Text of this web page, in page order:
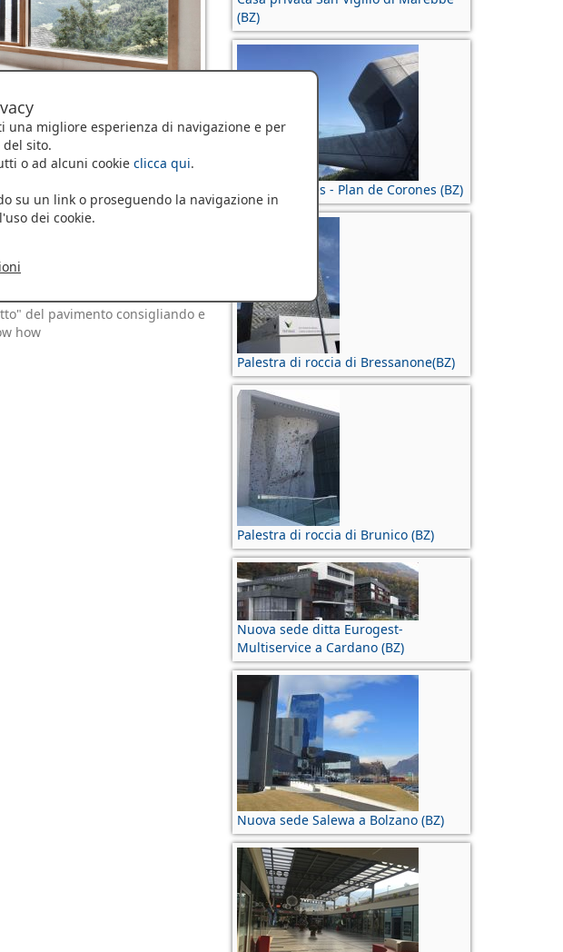
migliore esperienza di navigazione e per
sito.
o ad alcuni cookie clicca qui.
su un link o proseguendo la navigazione in
dei cookie.
Tutti i prodotti della categoria:
dei pavimenti
, show room , strutture
e l'applicazione di trattamenti
di ottenere delle
del pavimento consigliando e
how
(BZ)
MMM Corones - Plan de Corones (BZ)
Palestra di roccia di Bressanone(BZ)
Palestra di roccia di Brunico (BZ)
Nuova sede ditta Eurogest-
Multiservice a Cardano (BZ)
Nuova sede Salewa a Bolzano (BZ)